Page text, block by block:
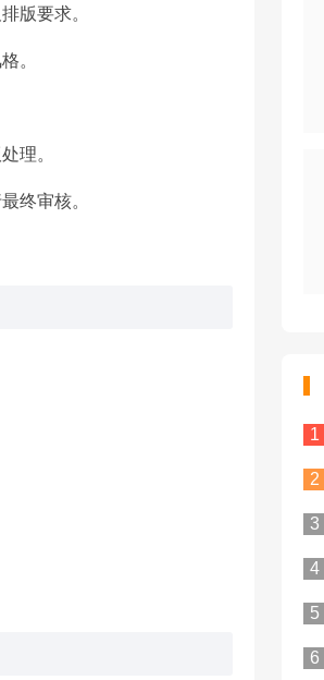
版要求。
。
理。
终审核。